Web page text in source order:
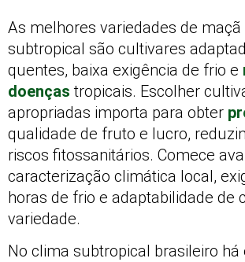
As melhores variedades de maçã
subtropical são cultivares
quentes, baixa exigência de frio e
doenças tropicais. Escolher
apropriadas importa para obter
qualidade de fruto e lucro,
riscos fitossanitários. Comece
caracterização climática local,
horas de frio e adaptabilidade de
variedade.
No clima subtropical brasileiro há